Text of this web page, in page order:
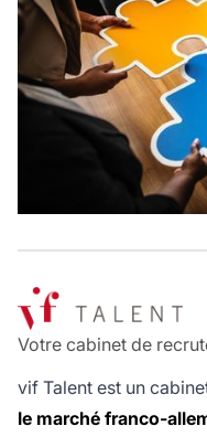
Votre cabinet de
vif Talent est un
le marché franco-